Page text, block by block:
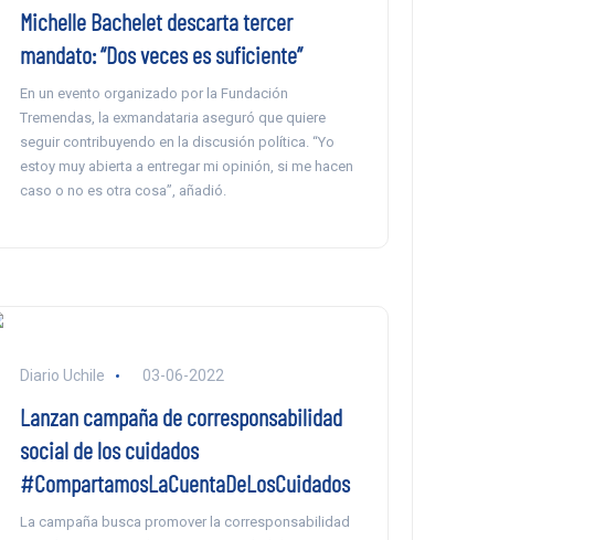
Michelle Bachelet descarta tercer
mandato: “Dos veces es suficiente”
En un evento organizado por la Fundación
Tremendas, la exmandataria aseguró que quiere
seguir contribuyendo en la discusión política. “Yo
estoy muy abierta a entregar mi opinión, si me hacen
caso o no es otra cosa”, añadió.
Diario Uchile 03-06-2022
Lanzan campaña de corresponsabilidad
social de los cuidados
#CompartamosLaCuentaDeLosCuidados
La campaña busca promover la corresponsabilidad